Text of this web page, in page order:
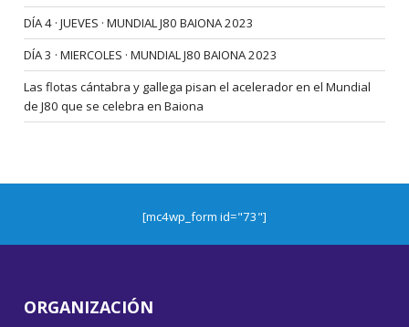
DÍA 4 · JUEVES · MUNDIAL J80 BAIONA 2023
DÍA 3 · MIERCOLES · MUNDIAL J80 BAIONA 2023
Las flotas cántabra y gallega pisan el acelerador en el Mundial
de J80 que se celebra en Baiona
[mc4wp_form id="73"]
ORGANIZACIÓN